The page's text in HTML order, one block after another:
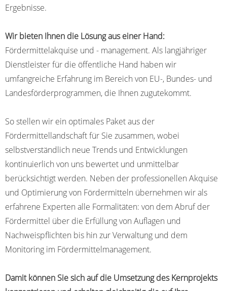
Ergebnisse.
Wir bieten Ihnen die Lösung aus einer Hand:
Fördermittelakquise und - management. Als langjähriger
Dienstleister für die öffentliche Hand haben wir
umfangreiche Erfahrung im Bereich von EU-, Bundes- und
Landesförderprogrammen, die Ihnen zugutekommt.
So stellen wir ein optimales Paket aus der
Fördermittellandschaft für Sie zusammen, wobei
selbstverständlich neue Trends und Entwicklungen
kontinuierlich von uns bewertet und unmittelbar
berücksichtigt werden. Neben der professionellen Akquise
und Optimierung von Fördermitteln übernehmen wir als
erfahrene Experten alle Formalitäten: von dem Abruf der
Fördermittel über die Erfüllung von Auflagen und
Nachweispflichten bis hin zur Verwaltung und dem
Monitoring im Fördermittelmanagement.
Damit können Sie sich auf die Umsetzung des Kernprojekts